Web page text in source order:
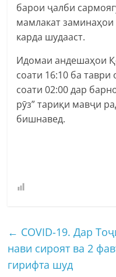
барои ҷалби
мамлакат заминаҳои
карда шудааст.
Идомаи андешаҳои
соати 16:10 ба
соати 02:00 дар
рӯз” тариқи мавҷи
бишнавед.
← COVID-19. Дар
нави сироят ва 2
гирифта шуд